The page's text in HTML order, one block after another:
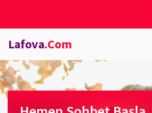
Lafova.Com